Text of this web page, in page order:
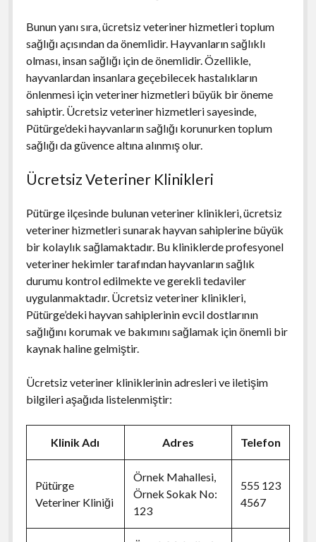
Bunun yanı sıra, ücretsiz veteriner hizmetleri toplum
sağlığı açısından da önemlidir. Hayvanların sağlıklı
olması, insan sağlığı için de önemlidir. Özellikle,
hayvanlardan insanlara geçebilecek hastalıkların
önlenmesi için veteriner hizmetleri büyük bir öneme
sahiptir. Ücretsiz veteriner hizmetleri sayesinde,
Pütürge’deki hayvanların sağlığı korunurken toplum
sağlığı da güvence altına alınmış olur.
Ücretsiz Veteriner Klinikleri
Pütürge ilçesinde bulunan veteriner klinikleri, ücretsiz
veteriner hizmetleri sunarak hayvan sahiplerine büyük
bir kolaylık sağlamaktadır. Bu kliniklerde profesyonel
veteriner hekimler tarafından hayvanların sağlık
durumu kontrol edilmekte ve gerekli tedaviler
uygulanmaktadır. Ücretsiz veteriner klinikleri,
Pütürge’deki hayvan sahiplerinin evcil dostlarının
sağlığını korumak ve bakımını sağlamak için önemli bir
kaynak haline gelmiştir.
Ücretsiz veteriner kliniklerinin adresleri ve iletişim
bilgileri aşağıda listelenmiştir:
Klinik Adı Adres Telefon
Pütürge
Veteriner Kliniği
Örnek Mahallesi,
Örnek Sokak No:
123
555 123
4567